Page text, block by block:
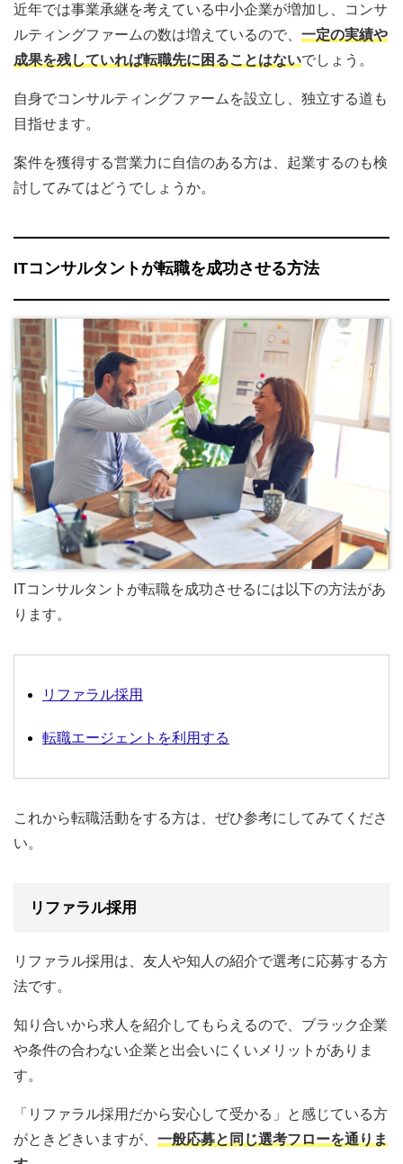
近年では事業承継を考えている中小企業が増加し、コンサ
ルティングファームの数は増えているので、 一定の実績や
成果を残していれば転職先に困ることはないでしょう。
自身でコンサルティングファームを設立し、独立する道も
目指せます。
案件を獲得する営業力に自信のある方は、起業するのも検
討してみてはどうでしょうか。
ITコンサルタントが転職を成功させる方法
ITコンサルタントが転職を成功させるには以下の方法があ
ります。
リファラル採用
転職エージェントを利用する
これから転職活動をする方は、ぜひ参考にしてみてくださ
い。
リファラル採用
リファラル採用は、友人や知人の紹介で選考に応募する方
法です。
知り合いから求人を紹介してもらえるので、ブラック企業
や条件の合わない企業と出会いにくいメリットがありま
す。
「リファラル採用だから安心して受かる」と感じている方
がときどきいますが、 一般応募と同じ選考フローを通りま